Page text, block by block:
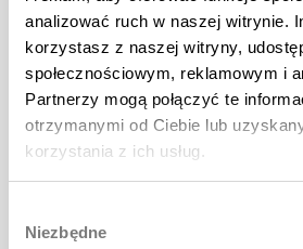
analizować ruch w naszej witrynie.
korzystasz z naszej witryny,
społecznościowym, reklamowym i
Partnerzy mogą połączyć te
otrzymanymi od Ciebie lub
korzystania z ich usług.
zgody
Niezbędne
Bestill en
Ring
vi vil gjøre en avtale
+48 600